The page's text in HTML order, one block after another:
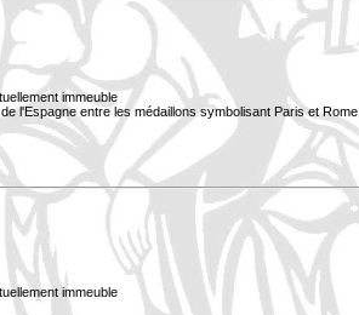
immeuble
l'Espagne entre les médaillons symbolisant Paris et Rome.
immeuble